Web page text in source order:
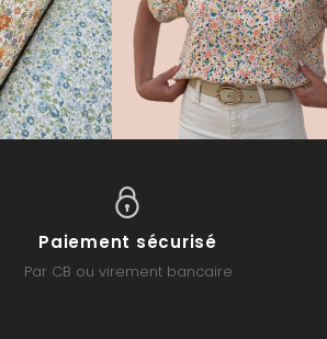
Paiement sécurisé
Par CB ou virement bancaire